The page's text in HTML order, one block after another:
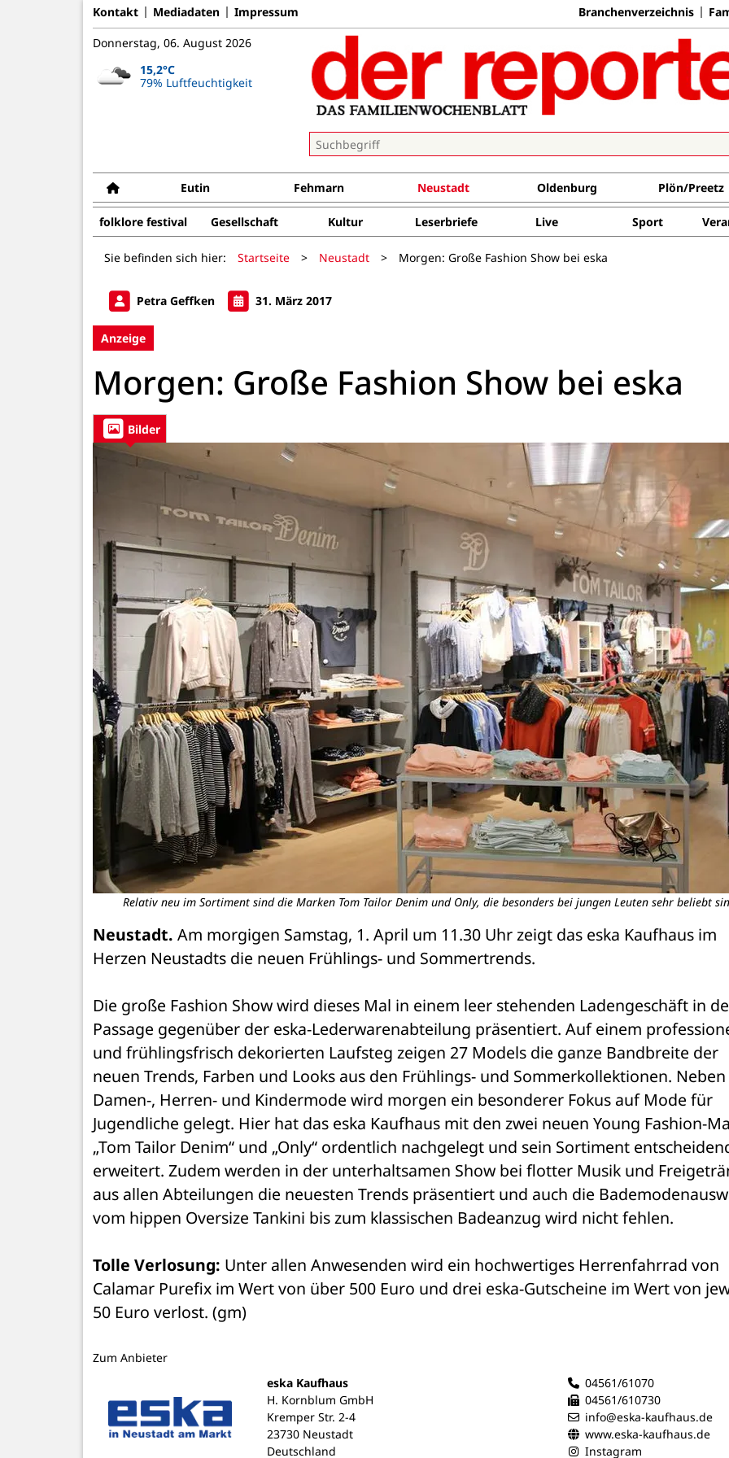
Kontakt Mediadaten Impressum Branchenverzeichnis
Donnerstag, 06. August 2026
15,2°C
79% Luftfeuchtigkeit
Eutin Fehmarn Neustadt Oldenburg Plön/Preetz
folklore festival Gesellschaft Kultur Leserbriefe Live Sport
Sie befinden sich hier: Startseite > Neustadt > Morgen: Große Fashion Show bei eska
Petra Geffken 31. März 2017
Anzeige
Morgen: Große Fashion Show bei eska
Bilder
Relativ neu im Sortiment sind die Marken Tom Tailor Denim und Only, die besonders bei jungen Leuten sehr beliebt
Neustadt. Am morgigen Samstag, 1. April um 11.30 Uhr zeigt das eska Kaufhaus im
Herzen Neustadts die neuen Frühlings- und Sommertrends.
Die große Fashion Show wird dieses Mal in einem leer stehenden Ladengeschäft in
Passage gegenüber der eska-Lederwarenabteilung präsentiert. Auf einem
und frühlingsfrisch dekorierten Laufsteg zeigen 27 Models die ganze Bandbreite der
neuen Trends, Farben und Looks aus den Frühlings- und Sommerkollektionen. Neben
Damen-, Herren- und Kindermode wird morgen ein besonderer Fokus auf Mode für
Jugendliche gelegt. Hier hat das eska Kaufhaus mit den zwei neuen Young Fashion-
„Tom Tailor Denim“ und „Only“ ordentlich nachgelegt und sein Sortiment
erweitert. Zudem werden in der unterhaltsamen Show bei flotter Musik und
aus allen Abteilungen die neuesten Trends präsentiert und auch die
vom hippen Oversize Tankini bis zum klassischen Badeanzug wird nicht fehlen.
Tolle Verlosung: Unter allen Anwesenden wird ein hochwertiges Herrenfahrrad von
Calamar Purefix im Wert von über 500 Euro und drei eska-Gutscheine im Wert von
50 Euro verlost. (gm)
Zum Anbieter
eska Kaufhaus
H. Kornblum GmbH
Kremper Str. 2-4
23730 Neustadt
Deutschland
04561/61070
04561/610730
info@eska-kaufhaus.de
www.eska-kaufhaus.de
Instagram